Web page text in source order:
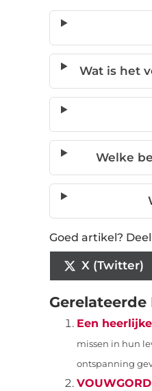
Wat is het
Welke
Goed artikel?
X (Twitter)
Een
missen in hun
ontspanning